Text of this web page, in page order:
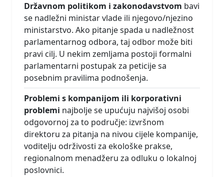
Državnom politikom i zakonodavstvom bavi
se nadležni ministar vlade ili njegovo/njezino
ministarstvo. Ako pitanje spada u nadležnost
parlamentarnog odbora, taj odbor može biti
pravi cilj. U nekim zemljama postoji formalni
parlamentarni postupak za peticije sa
posebnim pravilima podnošenja.
Problemi s kompanijom ili korporativni
problemi najbolje se upućuju najvišoj osobi
odgovornoj za to područje: izvršnom
direktoru za pitanja na nivou cijele kompanije,
voditelju održivosti za ekološke prakse,
regionalnom menadžeru za odluku o lokalnoj
poslovnici.